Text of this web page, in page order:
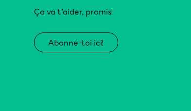
Ça va t’aider, promis!
Abonne-toi ici!